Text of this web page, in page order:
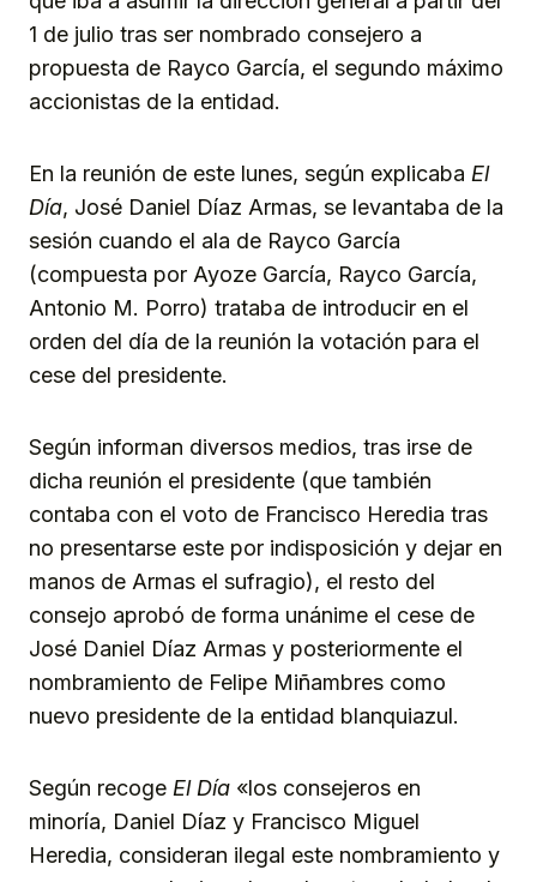
1 de julio tras ser nombrado consejero a
propuesta de Rayco García, el segundo máximo
accionistas de la entidad.
En la reunión de este lunes, según explicaba El
Día, José Daniel Díaz Armas, se levantaba de la
sesión cuando el ala de Rayco García
(compuesta por Ayoze García, Rayco García,
Antonio M. Porro) trataba de introducir en el
orden del día de la reunión la votación para el
cese del presidente.
Según informan diversos medios, tras irse de
dicha reunión el presidente (que también
contaba con el voto de Francisco Heredia tras
no presentarse este por indisposición y dejar en
manos de Armas el sufragio), el resto del
consejo aprobó de forma unánime el cese de
José Daniel Díaz Armas y posteriormente el
nombramiento de Felipe Miñambres como
nuevo presidente de la entidad blanquiazul.
Según recoge El Día «los consejeros en
minoría, Daniel Díaz y Francisco Miguel
Heredia, consideran ilegal este nombramiento y